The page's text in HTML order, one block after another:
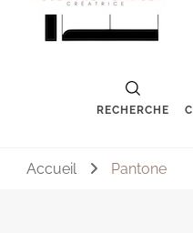
RECHERCHE
Accueil Pantone